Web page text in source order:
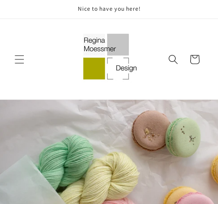
Nice to have you here!
Cart